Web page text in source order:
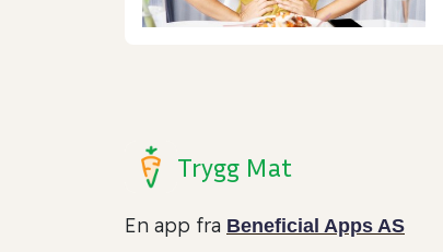
Trygg Mat
En app fra Beneficial Apps AS